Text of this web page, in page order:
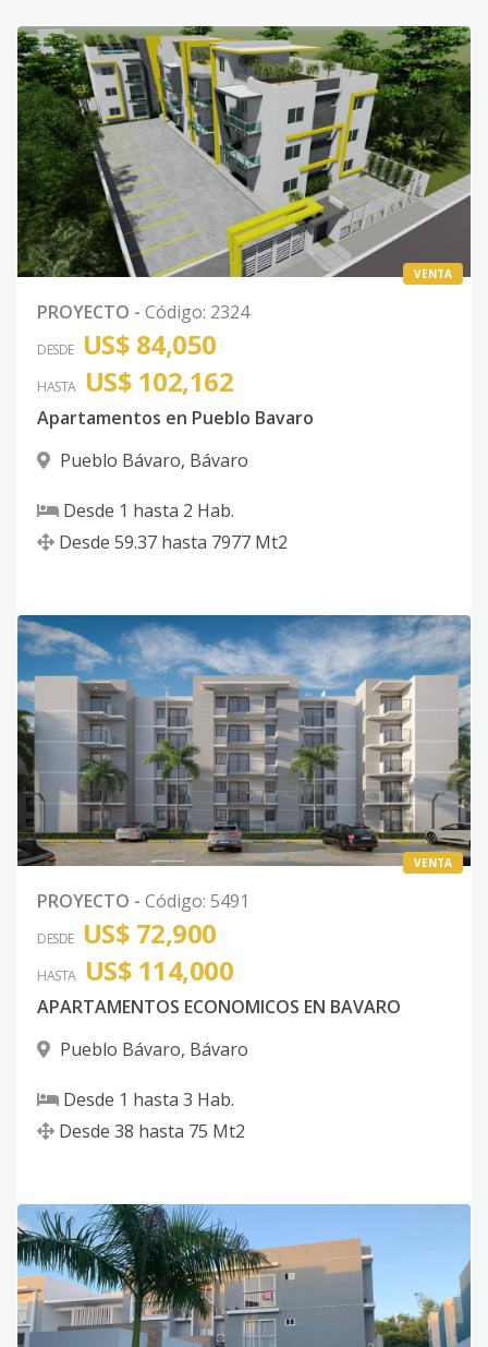
VENTA
PROYECTO - Código: 2324
DESDE US$ 84,050
HASTA US$ 102,162
Apartamentos en Pueblo Bavaro
Pueblo Bávaro, Bávaro
Desde 1 hasta 2 Hab.
Desde 59.37 hasta 7977 Mt2
VENTA
PROYECTO - Código: 5491
DESDE US$ 72,900
HASTA US$ 114,000
APARTAMENTOS ECONOMICOS EN BAVARO
Pueblo Bávaro, Bávaro
Desde 1 hasta 3 Hab.
Desde 38 hasta 75 Mt2